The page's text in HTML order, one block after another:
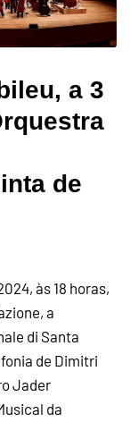
a 3
de
às 18 horas,
a
di Santa
de Dimitri
Jader
da